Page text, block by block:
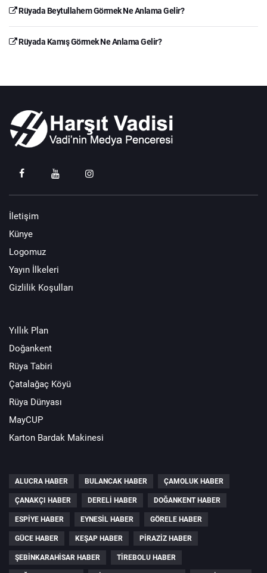
Rüyada Beytullahem Görmek Ne Anlama Gelir?
Rüyada Kamış Görmek Ne Anlama Gelir?
İletişim
Künye
Logomuz
Yayın İlkeleri
Gizlilik Koşulları
Yıllık Plan
Doğankent
Rüya Tabiri
Çatalağaç Köyü
Rüya Dünyası
MayCUP
Karton Bardak Makinesi
ALUCRA HABER BULANCAK HABER ÇAMOLUK HABER
ÇANAKÇI HABER DERELI HABER DOĞANKENT HABER
ESPIYE HABER EYNESIL HABER GÖRELE HABER
GÜCE HABER KEŞAP HABER PIRAZIZ HABER
ŞEBINKARAHISAR HABER TIREBOLU HABER